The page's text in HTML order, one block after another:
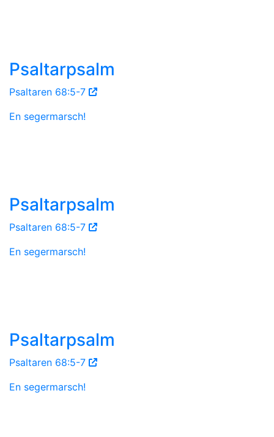
Psaltarpsalm
Psaltaren 68:5-7
En segermarsch!
Psaltarpsalm
Psaltaren 68:5-7
En segermarsch!
Psaltarpsalm
Psaltaren 68:5-7
En segermarsch!